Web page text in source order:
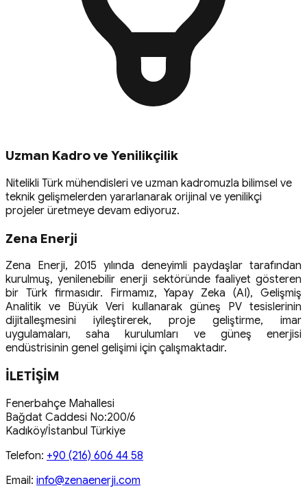
Uzman Kadro ve Yenilikçilik
Nitelikli Türk mühendisleri ve uzman kadromuzla bilimsel ve
teknik gelişmelerden yararlanarak orijinal ve yenilikçi
projeler üretmeye devam ediyoruz.
Zena Enerji
Zena Enerji, 2015 yılında deneyimli paydaşlar tarafından
kurulmuş, yenilenebilir enerji sektöründe faaliyet gösteren
bir Türk firmasıdır. Firmamız, Yapay Zeka (AI), Gelişmiş
Analitik ve Büyük Veri kullanarak güneş PV tesislerinin
dijitalleşmesini iyileştirerek, proje geliştirme, imar
uygulamaları, saha kurulumları ve güneş enerjisi
endüstrisinin genel gelişimi için çalışmaktadır.
İLETİŞİM
Fenerbahçe Mahallesi
Bağdat Caddesi No:200/6
Kadıköy/İstanbul Türkiye
Telefon: +90 (216) 606 44 58
Email: info@zenaenerji.com